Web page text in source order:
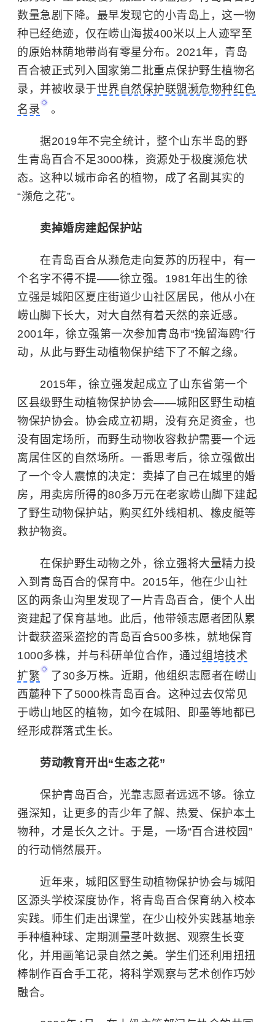
数量急剧下降。最早发现它的小青岛上，这一物
种已经绝迹，仅在崂山海拔400米以上人迹罕至
的原始林荫地带尚有零星分布。2021年，青岛
百合被正式列入国家第二批重点保护野生植物名
录，并被收录于世界自然保护联盟濒危物种红色
名录
。
据2019年不完全统计，整个山东半岛的野
生青岛百合不足3000株，资源处于极度濒危状
态。这种以城市命名的植物，成了名副其实的
“濒危之花”。
卖掉婚房建起保护站
在青岛百合从濒危走向复苏的历程中，有一
个名字不得不提——徐立强。1981年出生的徐
立强是城阳区夏庄街道少山社区居民，他从小在
崂山脚下长大，对大自然有着天然的亲近感。
2001年，徐立强第一次参加青岛市“挽留海鸥”行
动，从此与野生动植物保护结下了不解之缘。
2015年，徐立强发起成立了山东省第一个
区县级野生动植物保护协会——城阳区野生动植
物保护协会。协会成立初期，没有充足资金，也
没有固定场所，而野生动物收容救护需要一个远
离居住区的自然场所。一番思考后，徐立强做出
了一个令人震惊的决定：卖掉了自己在城里的婚
房，用卖房所得的80多万元在老家崂山脚下建起
了野生动物保护站，购买红外线相机、橡皮艇等
救护物资。
在保护野生动物之外，徐立强将大量精力投
入到青岛百合的保育中。2015年，他在少山社
区的两条山沟里发现了一片青岛百合，便个人出
资建起了保育基地。此后，他带领志愿者团队累
计截获盗采盗挖的青岛百合500多株，就地保育
1000多株，并与科研单位合作，通过组培技术
扩繁
了30多万株。近期，他组织志愿者在崂山
西麓种下了5000株青岛百合。这种过去仅常见
于崂山地区的植物，如今在城阳、即墨等地都已
经形成群落式生长。
劳动教育开出“生态之花”
保护青岛百合，光靠志愿者远远不够。徐立
强深知，让更多的青少年了解、热爱、保护本土
物种，才是长久之计。于是，一场“百合进校园”
的行动悄然展开。
近年来，城阳区野生动植物保护协会与城阳
区源头学校深度协作，将青岛百合保育纳入校本
实践。师生们走出课堂，在少山校外实践基地亲
手种植种球、定期测量茎叶数据、观察生长变
化，并用画笔记录自然之美。学生们还利用扭扭
棒制作百合手工花，将科学观察与艺术创作巧妙
融合。